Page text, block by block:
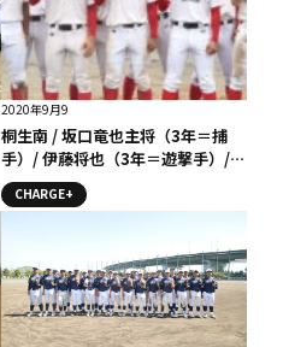
2020年9月9
桐生南 / 坂口竜也主将（3年＝捕
手）/ 伊藤将也（3年＝遊撃手）/
大田卓弥（3年＝外野手） コラム
CHARGE+